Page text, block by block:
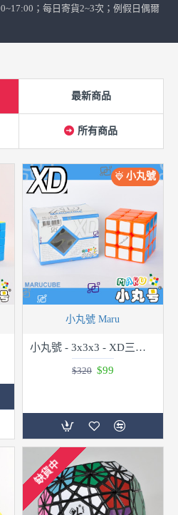
；每日寄貨2~3次；例假日偶爾
最新商品
所有商品
小丸號
小丸號 Maru
小丸號 - 3x3x3 - XD三階 - 橘
$99
$320
缺貨中